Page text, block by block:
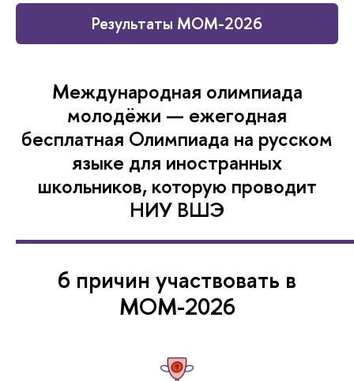
Результаты МОМ-2026
Международная олимпиада
молодёжи — ежегодная
бесплатная Олимпиада на русском
языке для иностранных
школьников, которую проводит
НИУ ВШЭ
6 причин участвовать в
МОМ-2026